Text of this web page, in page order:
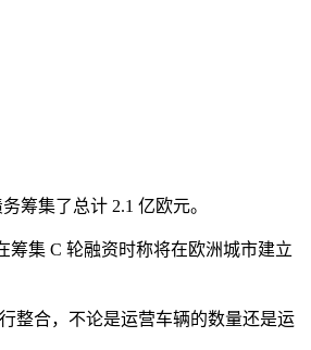
筹集了总计 2.1 亿欧元。
筹集 C 轮融资时称将在欧洲城市建立
整合，不论是运营车辆的数量还是运